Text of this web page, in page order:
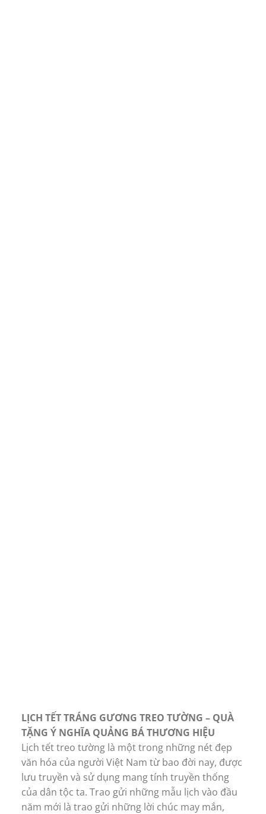
LỊCH TẾT TRÁNG GƯƠNG TREO TƯỜNG – QUÀ
TẶNG Ý NGHĨA QUẢNG BÁ THƯƠNG HIỆU
Lịch tết treo tường là một trong những nét đẹp
văn hóa của người Việt Nam từ bao đời nay, được
lưu truyền và sử dụng mang tính truyền thống
của dân tộc ta. Trao gửi những mẫu lịch vào đầu
năm mới là trao gửi những lời chúc may mắn,